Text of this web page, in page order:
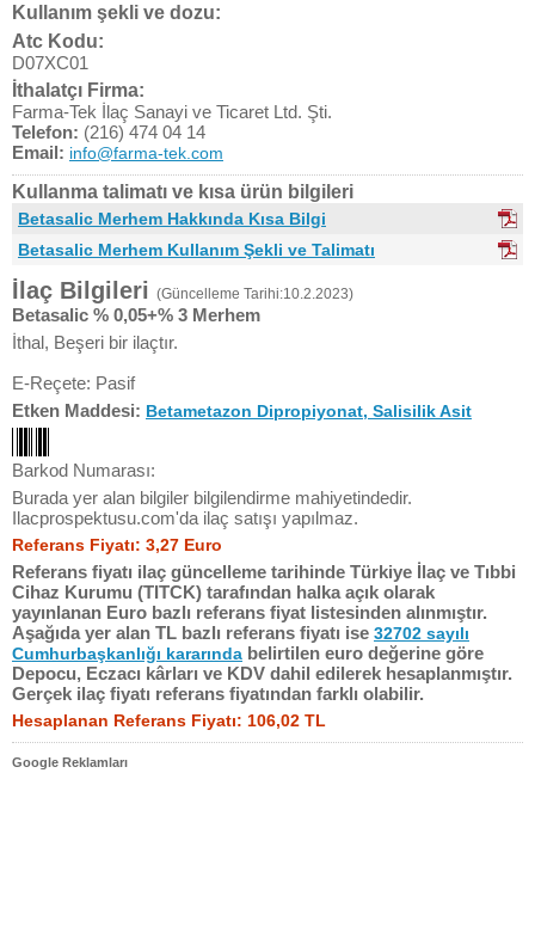
Kullanım şekli ve dozu:
Atc Kodu:
D07XC01
İthalatçı Firma:
Farma-Tek İlaç Sanayi ve Ticaret Ltd. Şti.
Telefon: (216) 474 04 14
Email: info@farma-tek.com
Kullanma talimatı ve kısa ürün bilgileri
Betasalic Merhem Hakkında Kısa Bilgi
Betasalic Merhem Kullanım Şekli ve Talimatı
İlaç Bilgileri (Güncelleme Tarihi:10.2.2023)
Betasalic % 0,05+% 3 Merhem
İthal, Beşeri bir ilaçtır.
E-Reçete: Pasif
Etken Maddesi: Betametazon Dipropiyonat, Salisilik Asit
Barkod Numarası:
Burada yer alan bilgiler bilgilendirme mahiyetindedir.
Ilacprospektusu.com'da ilaç satışı yapılmaz.
Referans Fiyatı: 3,27 Euro
Referans fiyatı ilaç güncelleme tarihinde Türkiye İlaç ve Tıbbi
Cihaz Kurumu (TITCK) tarafından halka açık olarak
yayınlanan Euro bazlı referans fiyat listesinden alınmıştır.
Aşağıda yer alan TL bazlı referans fiyatı ise 32702 sayılı
Cumhurbaşkanlığı kararında belirtilen euro değerine göre
Depocu, Eczacı kârları ve KDV dahil edilerek hesaplanmıştır.
Gerçek ilaç fiyatı referans fiyatından farklı olabilir.
Hesaplanan Referans Fiyatı: 106,02 TL
Google Reklamları